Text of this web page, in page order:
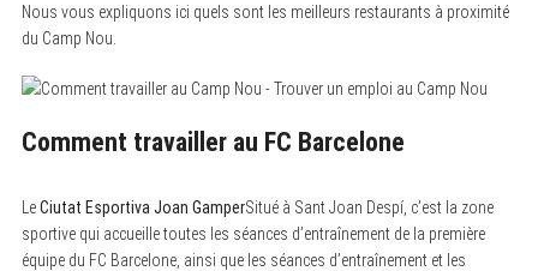
Nous vous expliquons ici quels sont les meilleurs restaurants à proximité
du Camp Nou.
Comment travailler au FC Barcelone
LeCiutat Esportiva Joan GamperSitué à Sant Joan Despí, c’est la zone
sportive qui accueille toutes les séances d’entraînement de la première
équipe du FC Barcelone, ainsi que les séances d’entraînement et les
o
r
: